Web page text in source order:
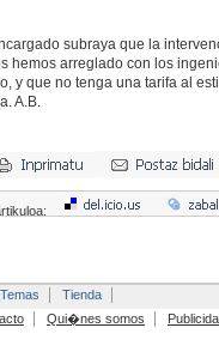
subraya que la
hemos arreglado con los
y que no tenga una tarifa al
A.B.
Temas
Tienda
Qui�nes somos